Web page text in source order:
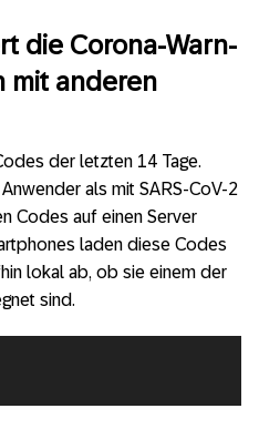
die Corona-Warn-
mit anderen
der letzten 14 Tage.
als mit SARS-CoV-2
Codes auf einen Server
laden diese Codes
lokal ab, ob sie einem der
sind.